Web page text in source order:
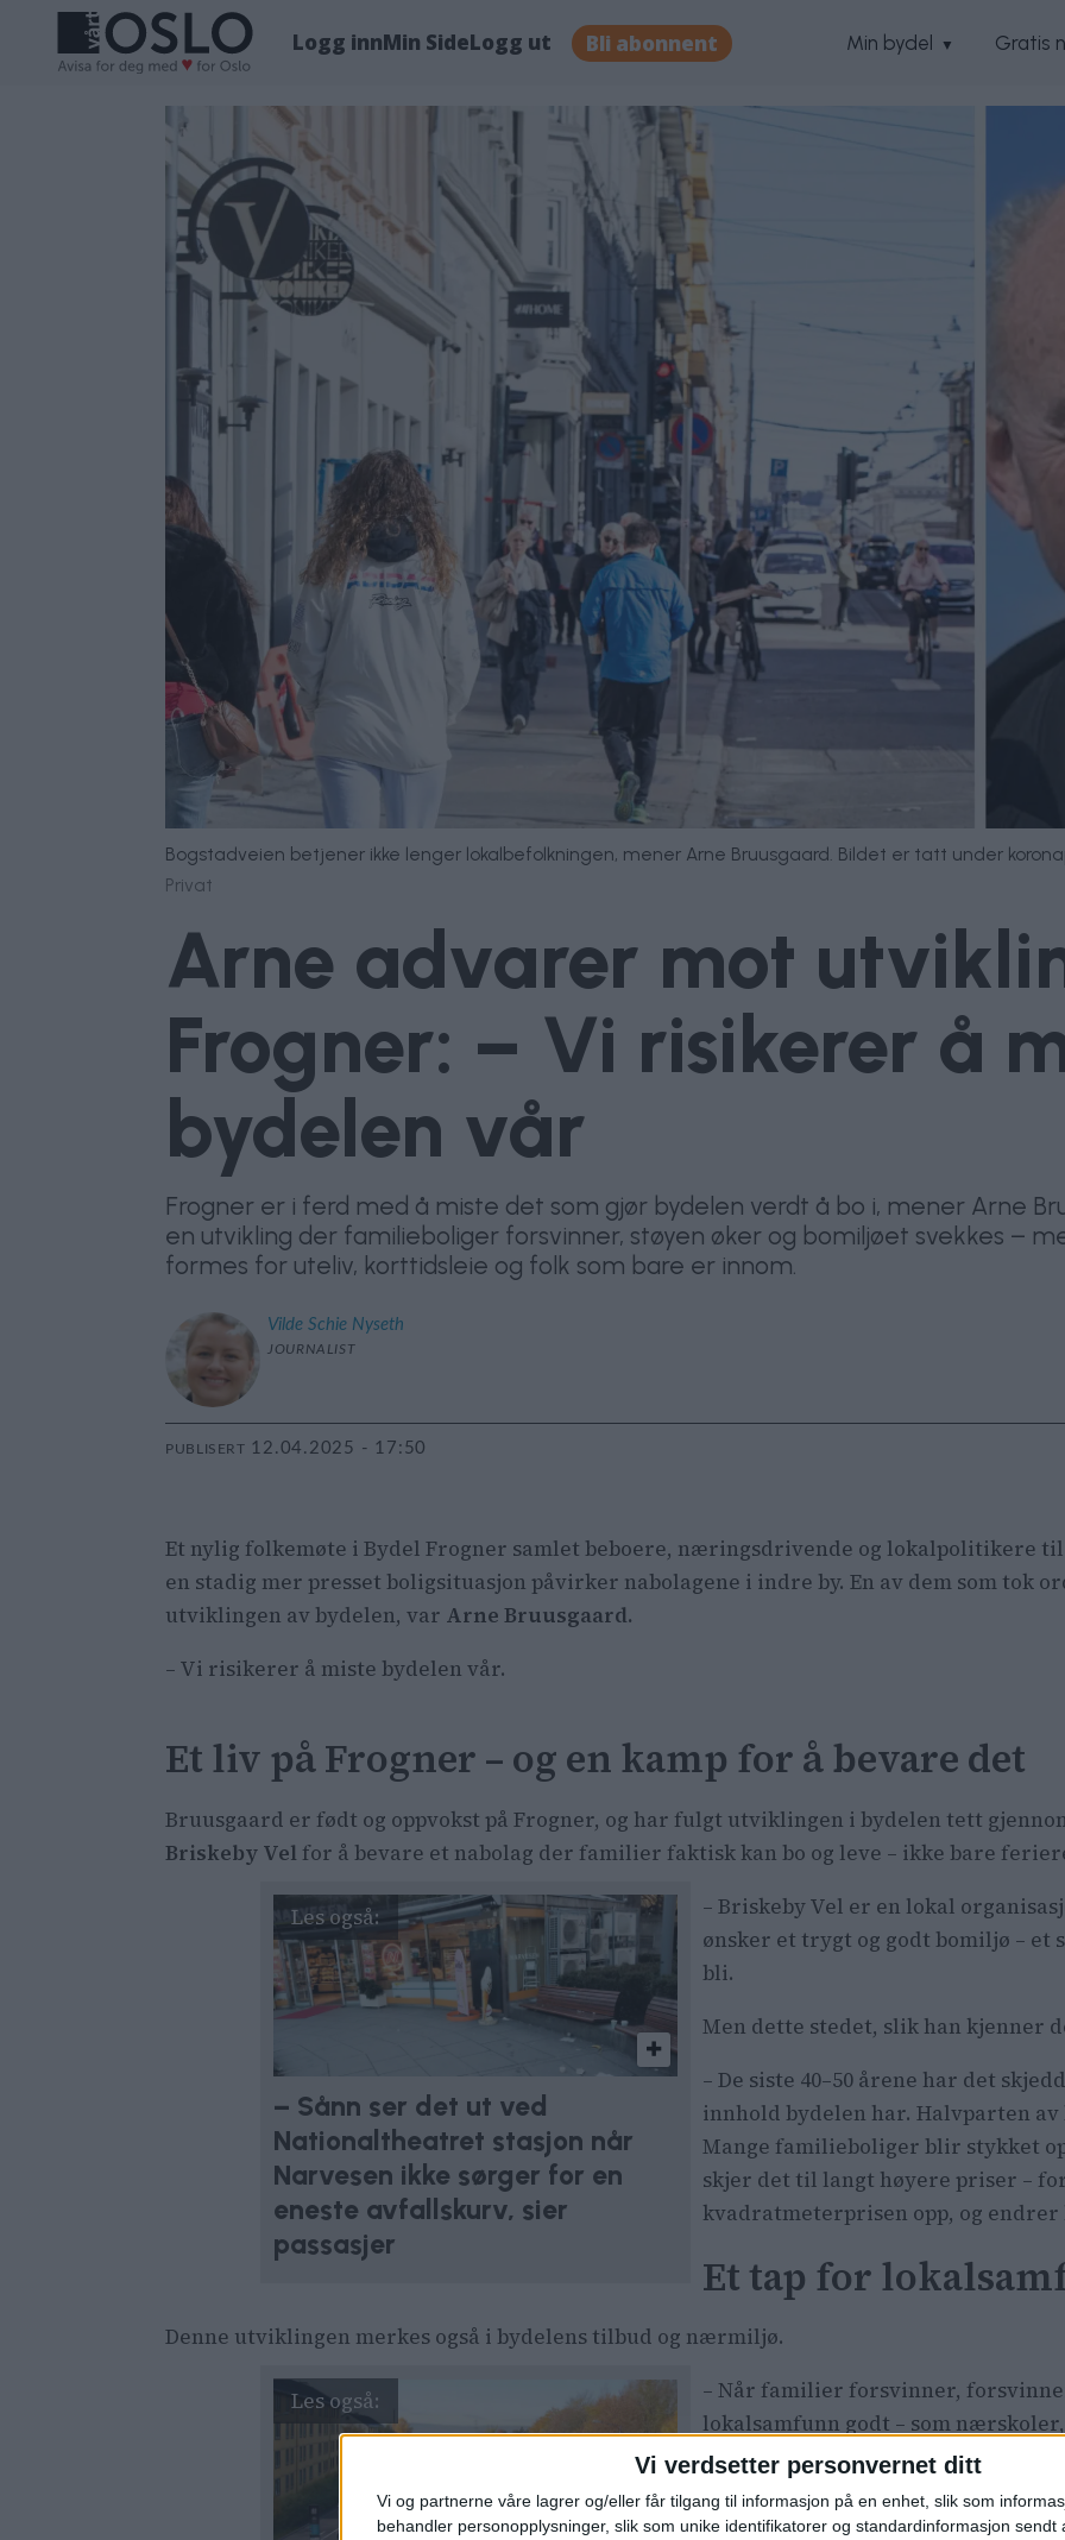
Vi verdsetter personvernet ditt
Vi og partnerne våre lagrer og/eller får tilgang til informasjon på en enhet, slik som
behandler personopplysninger, slik som unike identifikatorer og standardinformasjon sendt
Logg innMin SideLogg ut Bli abonnent Min bydel Gratis
Bogstadveien betjener ikke lenger lokalbefolkningen, mener Arne Bruusgaard. Bildet er tatt under
Privat
Arne advarer mot
Frogner: – Vi risikerer å
bydelen vår
Frogner er i ferd med å miste det som gjør bydelen verdt å bo i, mener Arne
en utvikling der familieboliger forsvinner, støyen øker og bomiljøet svekkes –
formes for uteliv, korttidsleie og folk som bare er innom.
Vilde Schie Nyseth
JOURNALIST
PUBLISERT 12.04.2025 - 17:50
Et nylig folkemøte i Bydel Frogner samlet beboere, næringsdrivende og lokalpolitikere
en stadig mer presset boligsituasjon påvirker nabolagene i indre by. En av dem som tok
utviklingen av bydelen, var Arne Bruusgaard.
– Vi risikerer å miste bydelen vår.
Et liv på Frogner – og en kamp for å bevare det
Bruusgaard er født og oppvokst på Frogner, og har fulgt utviklingen i bydelen tett
Briskeby Vel for å bevare et nabolag der familier faktisk kan bo og leve – ikke bare
– Sånn ser det ut ved
Nationaltheatret stasjon når
Narvesen ikke sørger for en
eneste avfallskurv, sier
passasjer
– Briskeby Vel er en lokal
ønsker et trygt og godt bomiljø – et
bli.
Men dette stedet, slik han kjenner
– De siste 40–50 årene har det
innhold bydelen har. Halvparten
Mange familieboliger blir stykket
skjer det til langt høyere priser –
kvadratmeterprisen opp, og
Et tap for
Denne utviklingen merkes også i bydelens tilbud og nærmiljø.
– Når familier forsvinner,
lokalsamfunn godt – som
– Butikkene iBogstadveienvar noe
betjente lokalbefolkningen. Nå gjør